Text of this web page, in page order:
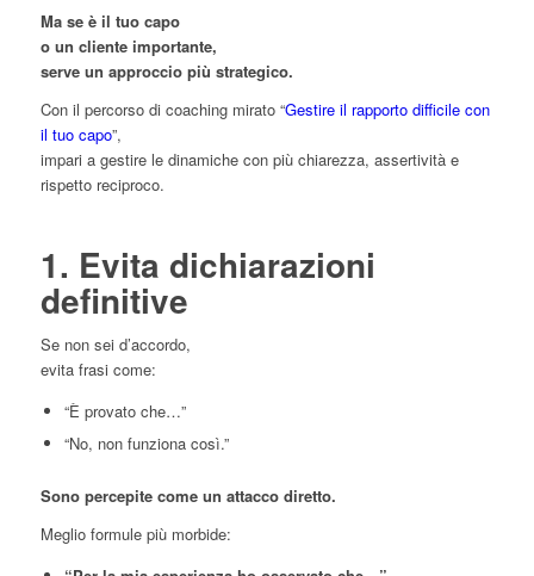
Ma se è il tuo capo
o un cliente importante,
serve un approccio più strategico.
Con il percorso di coaching mirato “Gestire il rapporto difficile con
il tuo capo”,
impari a gestire le dinamiche con più chiarezza, assertività e
rispetto reciproco.
1. Evita dichiarazioni
definitive
Se non sei d’accordo,
evita frasi come:
“È provato che…”
“No, non funziona così.”
Sono percepite come un attacco diretto.
Meglio formule più morbide: